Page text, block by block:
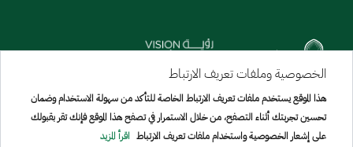
Menu Copyright
خريطة الموقع
الخصوصية وملفات تعريف الارتباط
هذا الموقع يستخدم ملفات تعريف الارتباط الخاصة للتأكد من سهولة الاستخدام وضمان
تحسين تجربتك أثناء التصفح، من خلال الاستمرار في تصفح هذا الموقع فإنك تقر بقبولك
على إشعار الخصوصية واستخدام ملفات تعريف الارتباط اقرأ المزيد